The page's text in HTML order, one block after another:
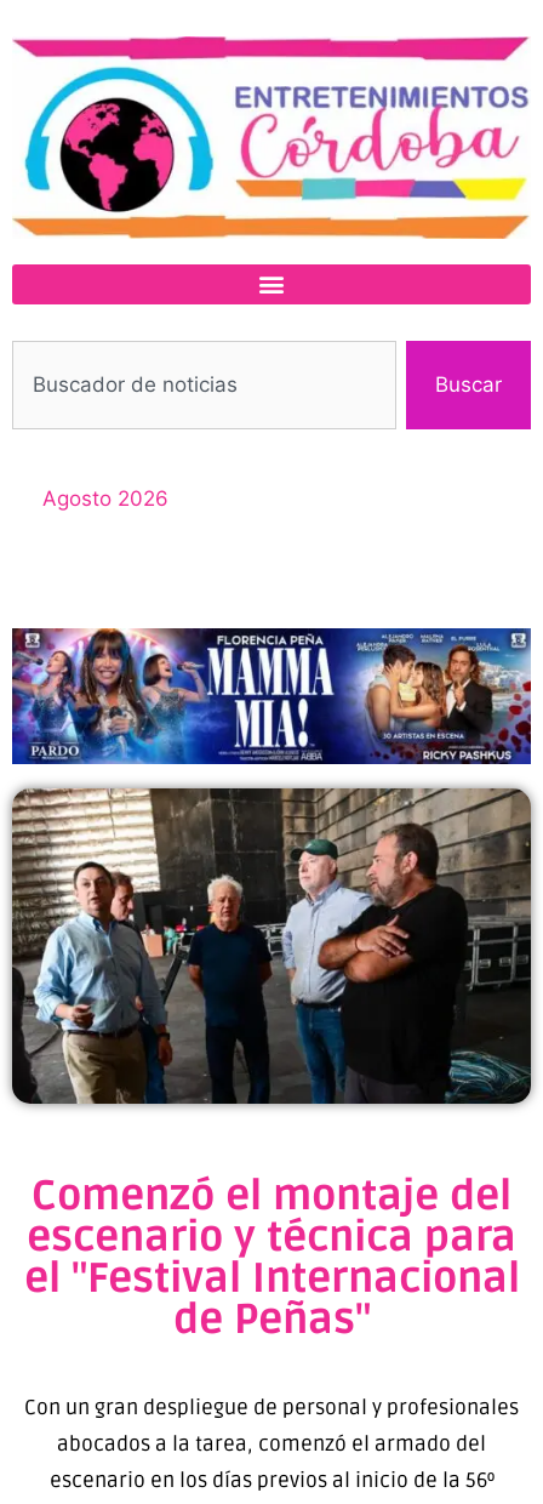
Buscar
Agosto 2026
Comenzó el montaje del
escenario y técnica para
el "Festival Internacional
de Peñas"
Con un gran despliegue de personal y profesionales
abocados a la tarea, comenzó el armado del
escenario en los días previos al inicio de la 56º